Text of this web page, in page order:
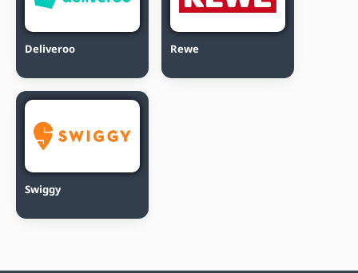
Deliveroo Rewe
Swiggy